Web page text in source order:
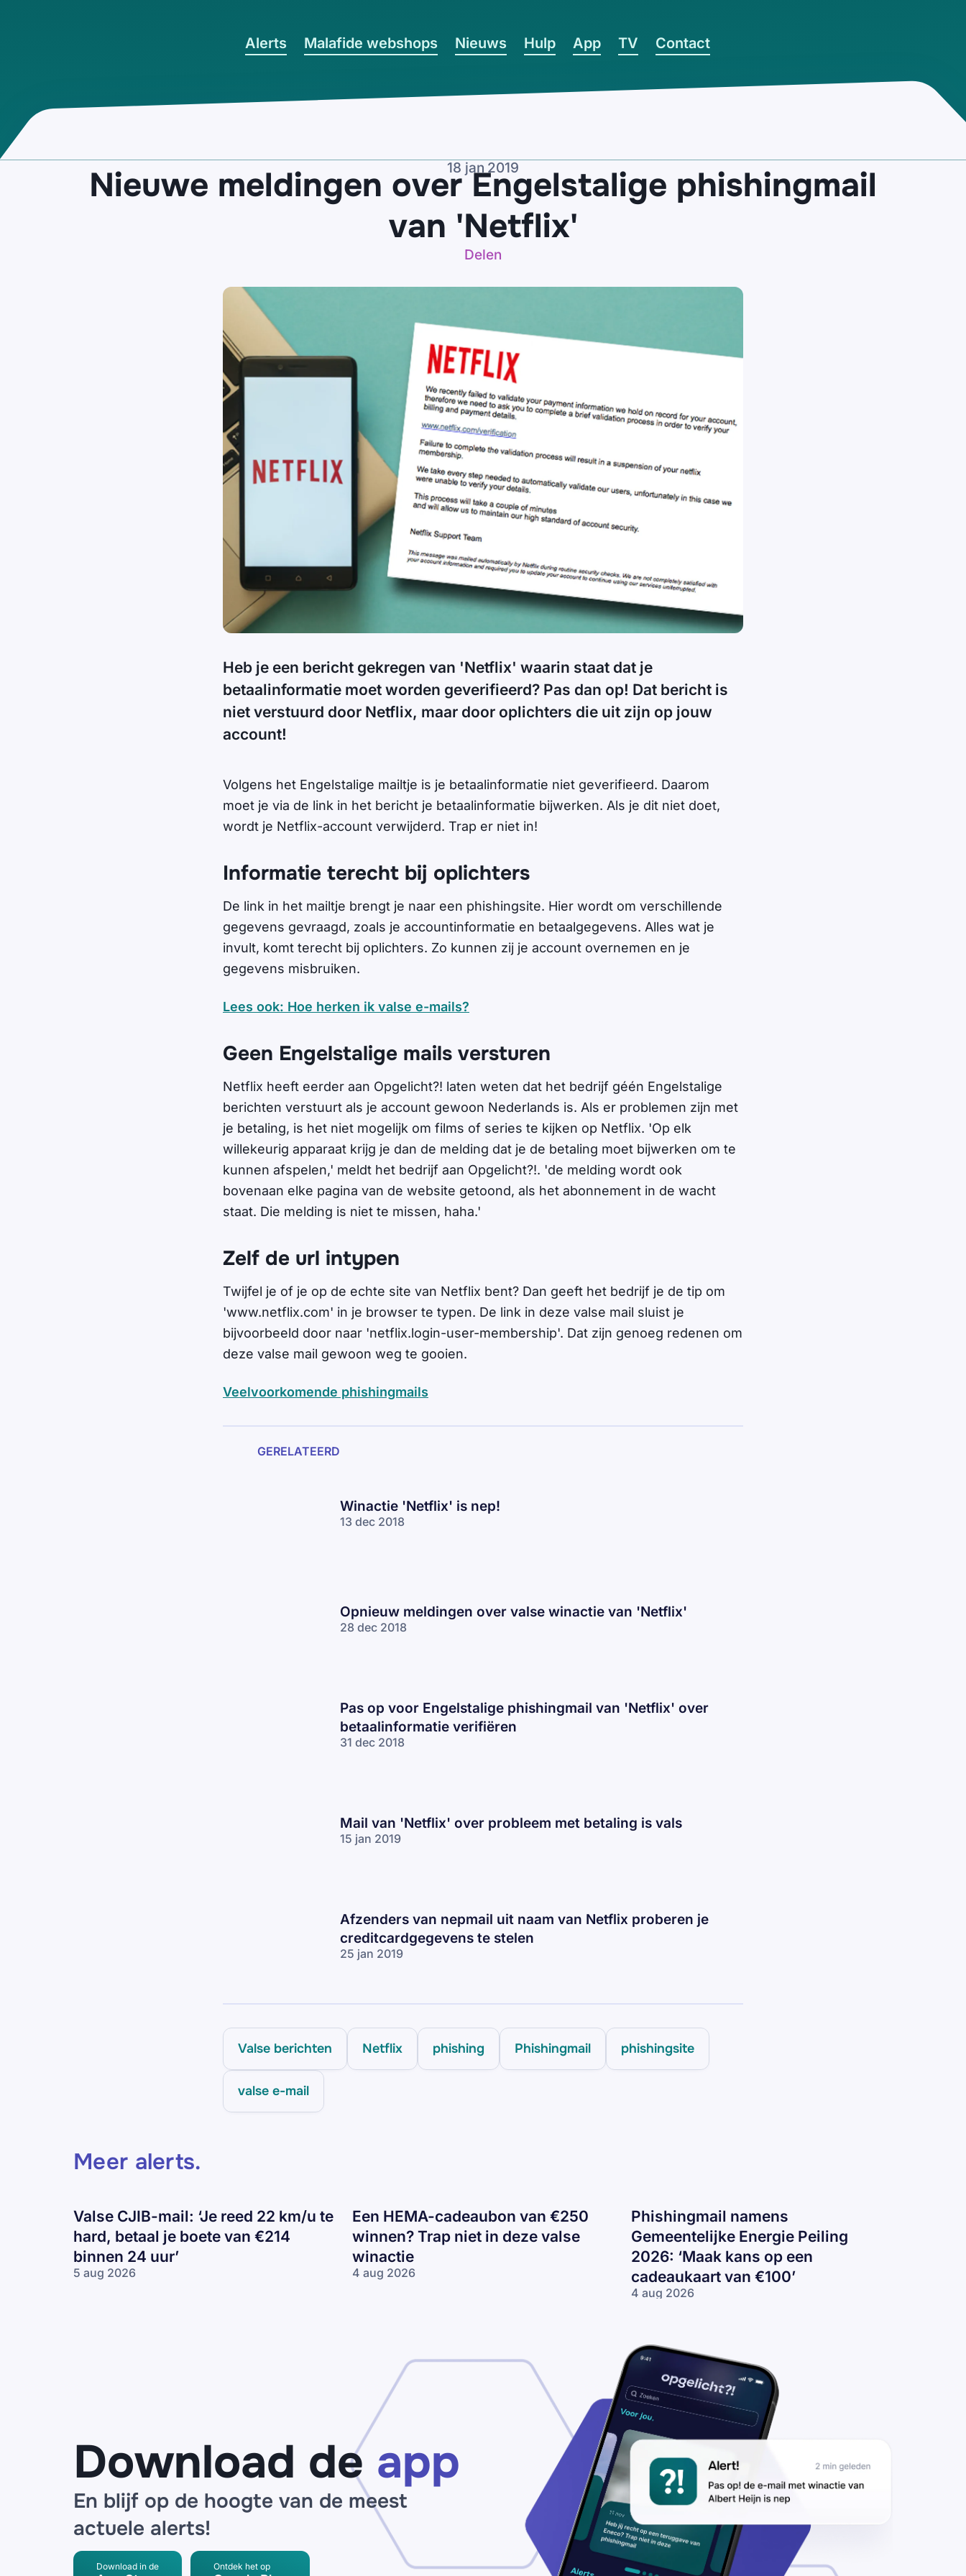
Alerts Malafide webshops Nieuws Hulp App TV Contact
18 jan 2019
Nieuwe meldingen over Engelstalige phishingmail
van 'Netflix'
Delen
Heb je een bericht gekregen van 'Netflix' waarin staat dat je
betaalinformatie moet worden geverifieerd? Pas dan op! Dat bericht is
niet verstuurd door Netflix, maar door oplichters die uit zijn op jouw
account!
Volgens het Engelstalige mailtje is je betaalinformatie niet geverifieerd. Daarom
moet je via de link in het bericht je betaalinformatie bijwerken. Als je dit niet doet,
wordt je Netflix-account verwijderd. Trap er niet in!
Informatie terecht bij oplichters
De link in het mailtje brengt je naar een phishingsite. Hier wordt om verschillende
gegevens gevraagd, zoals je accountinformatie en betaalgegevens. Alles wat je
invult, komt terecht bij oplichters. Zo kunnen zij je account overnemen en je
gegevens misbruiken.
Lees ook: Hoe herken ik valse e-mails?
Geen Engelstalige mails versturen
Netflix heeft eerder aan Opgelicht?! laten weten dat het bedrijf géén Engelstalige
berichten verstuurt als je account gewoon Nederlands is. Als er problemen zijn met
je betaling, is het niet mogelijk om films of series te kijken op Netflix. 'Op elk
willekeurig apparaat krijg je dan de melding dat je de betaling moet bijwerken om te
kunnen afspelen,' meldt het bedrijf aan Opgelicht?!. 'de melding wordt ook
bovenaan elke pagina van de website getoond, als het abonnement in de wacht
staat. Die melding is niet te missen, haha.'
Zelf de url intypen
Twijfel je of je op de echte site van Netflix bent? Dan geeft het bedrijf je de tip om
'www.netflix.com' in je browser te typen. De link in deze valse mail sluist je
bijvoorbeeld door naar 'netflix.login-user-membership'. Dat zijn genoeg redenen om
deze valse mail gewoon weg te gooien.
Veelvoorkomende phishingmails
GERELATEERD
Winactie 'Netflix' is nep!
13 dec 2018
Opnieuw meldingen over valse winactie van 'Netflix'
28 dec 2018
Pas op voor Engelstalige phishingmail van 'Netflix' over
betaalinformatie verifiëren
31 dec 2018
Mail van 'Netflix' over probleem met betaling is vals
15 jan 2019
Afzenders van nepmail uit naam van Netflix proberen je
creditcardgegevens te stelen
25 jan 2019
Valse berichten Netflix phishing Phishingmail phishingsite
valse e-mail
Meer alerts.
Valse CJIB-mail: ‘Je reed 22 km/u te
hard, betaal je boete van €214
binnen 24 uur’
5 aug 2026
boete
€214
24
Een HEMA-cadeaubon van €250
winnen? Trap niet in deze valse
winactie
4 aug 2026
Trap niet in
deze valse
winactie
Phishingmail namens
Gemeentelijke Energie Peiling
2026: ‘Maak kans op een
cadeaukaart van €100’
4 aug 2026
Energie
Peiling 2026:
‘Maak kans
op een
cadeaukaart
van €100’
Download de app
En blijf op de hoogte van de meest
actuele alerts!
Download in de Ontdek het op